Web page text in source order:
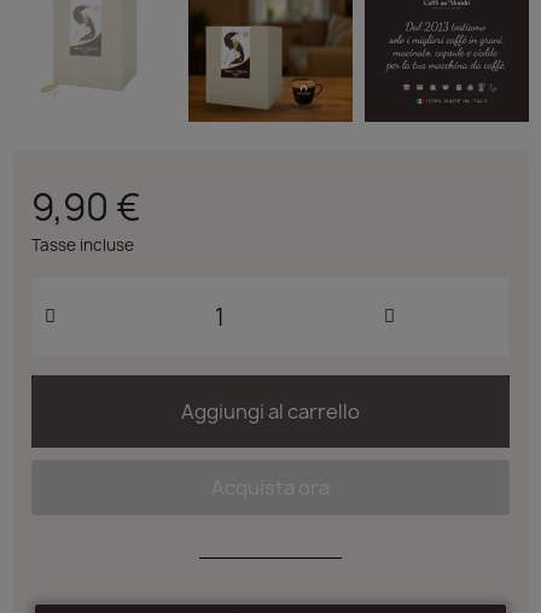
9,90 €
Tasse incluse
Aggiungi al carrello
Acquista ora